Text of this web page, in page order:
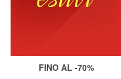
FINO AL -70%